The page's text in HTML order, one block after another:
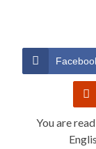
You are